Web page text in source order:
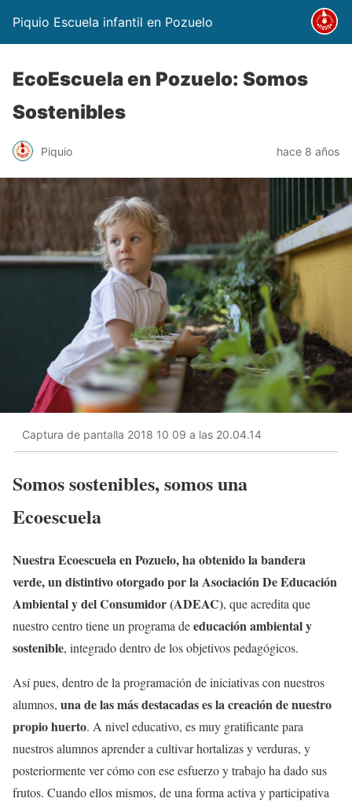
Piquio Escuela infantil en Pozuelo
EcoEscuela en Pozuelo: Somos
Sostenibles
Piquio hace 8 años
Captura de pantalla 2018 10 09 a las 20.04.14
Somos sostenibles, somos una
Ecoescuela
Nuestra Ecoescuela en Pozuelo, ha obtenido la bandera
verde, un distintivo otorgado por la Asociación De Educación
Ambiental y del Consumidor (ADEAC), que acredita que
nuestro centro tiene un programa deeducación ambiental y
sostenible, integrado dentro de los objetivos pedagógicos.
Así pues, dentro de la programación de iniciativas con nuestros
alumnos, una de las más destacadas es la creación de nuestro
propio huerto. A nivel educativo, es muy gratificante para
nuestros alumnos aprender a cultivar hortalizas y verduras, y
posteriormente ver cómo con ese esfuerzo y trabajo ha dado sus
frutos. Cuando ellos mismos, de una forma activa y participativa